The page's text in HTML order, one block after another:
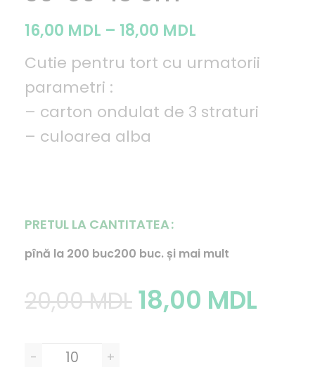
16,00 MDL – 18,00 MDL
Cutie pentru tort cu urmatorii
parametri :
– carton ondulat de 3 straturi
– culoarea alba
PRETUL LA CANTITATEA
pînă la 200 buc200 buc. și mai mult
20,00MDL 18,00 MDL
- +